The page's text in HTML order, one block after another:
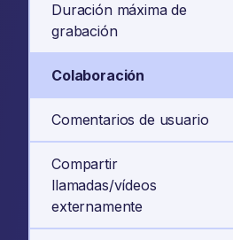
Duración máxima de
grabación
Colaboración
Comentarios de usuario
Compartir
llamadas/vídeos
externamente